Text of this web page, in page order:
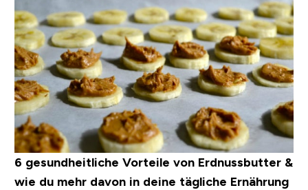
6 gesundheitliche Vorteile von Erdnussbutter &
wie du mehr davon in deine tägliche Ernährung